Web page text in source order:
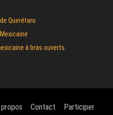
Querétaro
à bras ouverts
Contact Participer